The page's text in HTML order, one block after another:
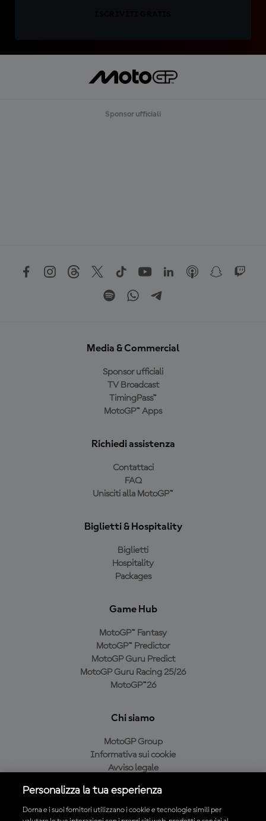
Sponsor ufficiali
Media & Commercial
Sponsor ufficiali
TV Broadcast
TimingPass™
MotoGP™ Apps
Richiedi assistenza
Contattaci
FAQ
Unisciti alla MotoGP™
Biglietti & Hospitality
Biglietti
Hospitality
Packages
Game Hub
MotoGP™ Fantasy
MotoGP™ Predictor
MotoGP Guru Predict
MotoGP Guru Racing 25/26
MotoGP™26
Chi siamo
MotoGP Group
Informativa sui cookie
Avviso legale
Condizioni di acquisto
Personalizza la tua esperienza
Dorna e i suoi fornitori utilizzano i cookie e tecnologie simili per